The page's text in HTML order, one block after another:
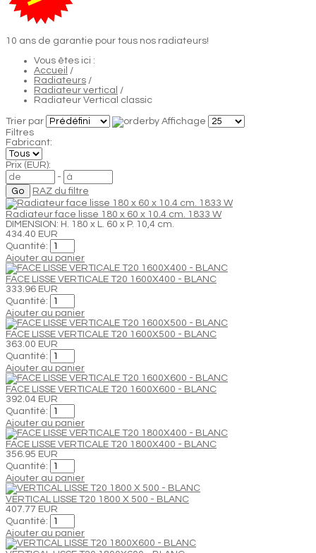
10 ans de garantie pour tous nos radiateurs!
Vous êtes ici :
Accueil /
Radiateurs /
Radiateur vertical /
Radiateur Vertical classic
Trier par
Affichage
Filtres
Fabricant:
Prix (EUR):
-
RAZ du filtre
Radiateur face lisse 180 x 60 x 10.4 cm. 1833 W
DIMENSION: H. 180 x L. 60 x P. 10,4 cm.
434.40 EUR
Quantité:
Ajouter au panier
FACE LISSE VERTICALE T20 1600X400 - BLANC
333.96 EUR
Quantité:
Ajouter au panier
FACE LISSE VERTICALE T20 1600X500 - BLANC
363.00 EUR
Quantité:
Ajouter au panier
FACE LISSE VERTICALE T20 1600X600 - BLANC
392.04 EUR
Quantité:
Ajouter au panier
FACE LISSE VERTICALE T20 1800X400 - BLANC
356.95 EUR
Quantité:
Ajouter au panier
VERTICAL LISSE T20 1800 X 500 - BLANC
407.77 EUR
Quantité:
Ajouter au panier